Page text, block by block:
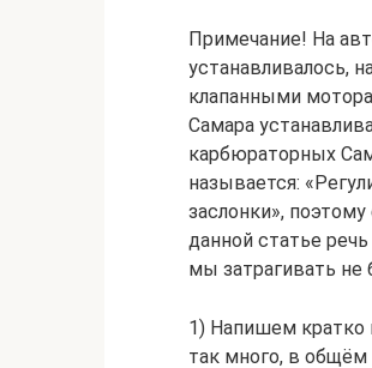
Примечание! На
устанавливалось,
клапанными
Самара
карбюраторных
называется:
заслонки»,
данной статье
мы затрагивать не
1) Напишем кратко
так много, в общём